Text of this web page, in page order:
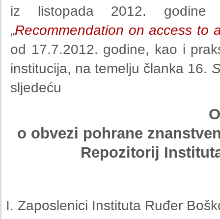
iz listopada 2012. godine
„Recommendation on access to
od 17.7.2012. godine, kao i
institucija, na temelju članka 16.
sljedeću
o obvezi pohrane
Repozitorij
Zaposlenici Instituta Ruđer